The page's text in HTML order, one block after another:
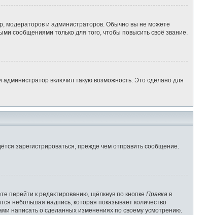
модераторов и администраторов. Обычно вы не можете
сообщениями только для того, чтобы повысить своё звание.
включил такую возможность. Это сделано для
зарегистрироваться, прежде чем отправить сообщение.
перейти к редактированию, щёлкнув по кнопке Правка в
небольшая надпись, которая показывает количество
написать о сделанных изменениях по своему усмотрению.